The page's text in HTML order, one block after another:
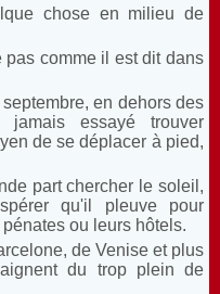
chose en milieu de
pas comme il est dit dans
en dehors des
essayé trouver
de se déplacer à pied,
part chercher le soleil,
qu'il pleuve pour
ou leurs hôtels.
de Venise et plus
du trop plein de